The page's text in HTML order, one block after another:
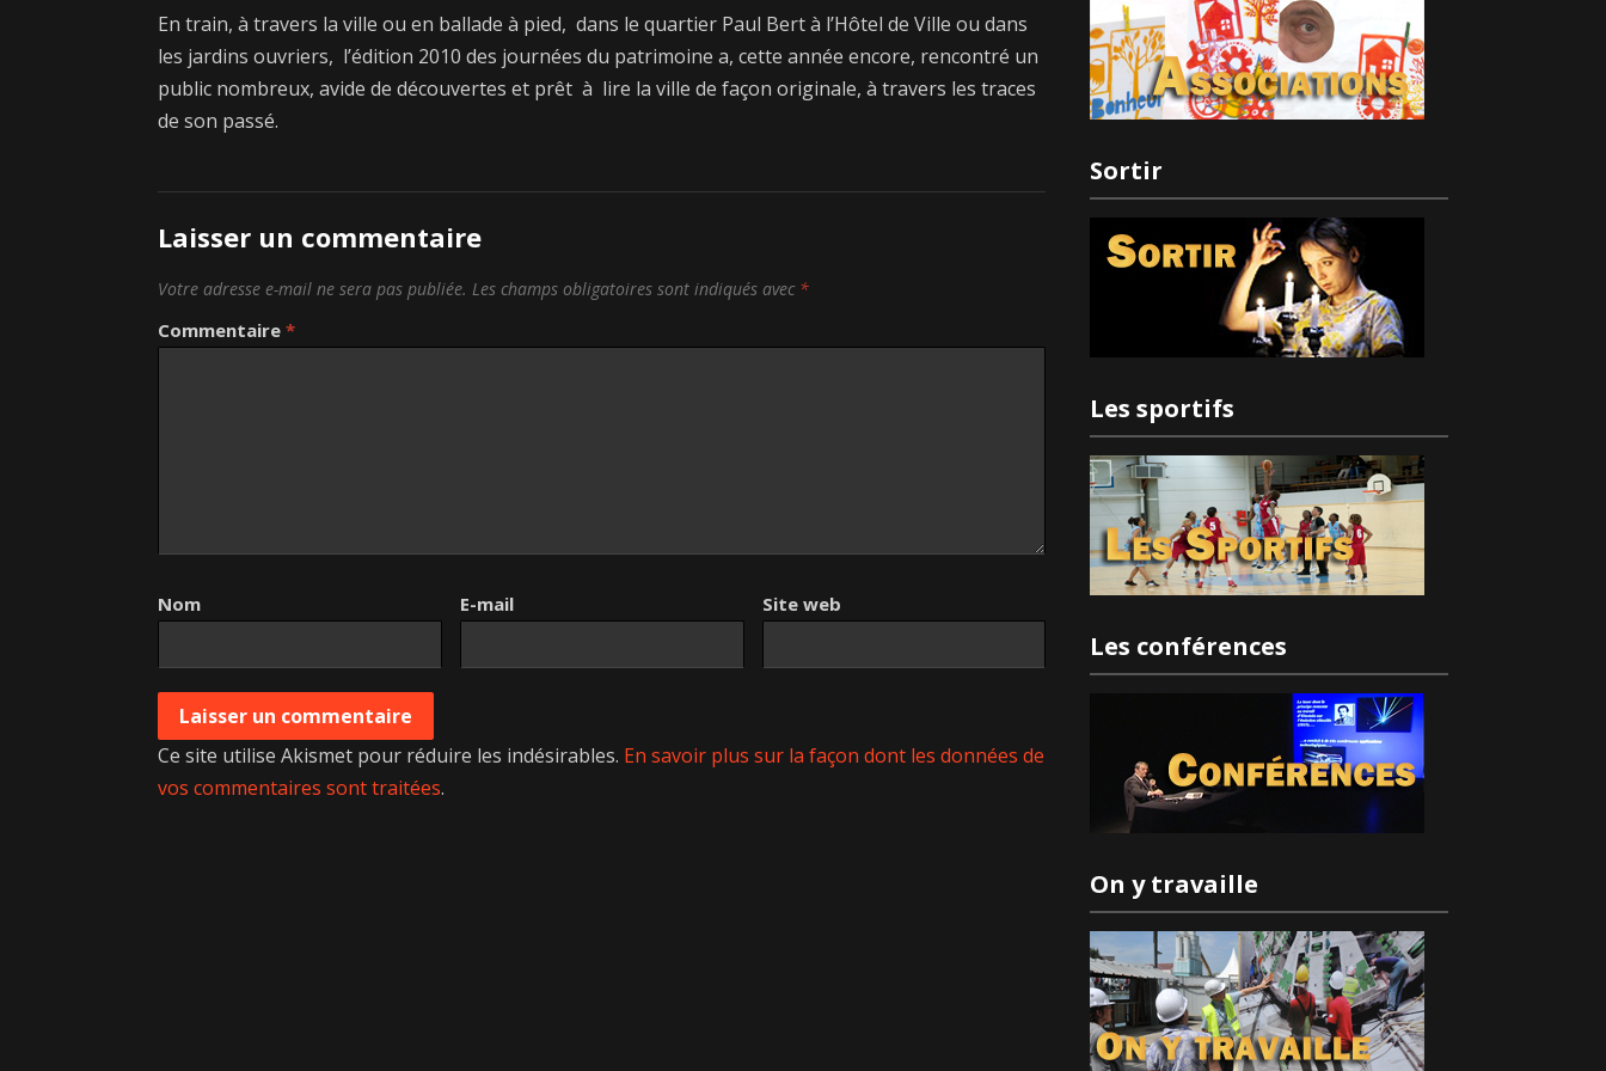
En train, à travers la ville ou en ballade à pied, dans le quartier Paul Bert à l’Hôtel de Ville ou dans
les jardins ouvriers, l’édition 2010 des journées du patrimoine a, cette année encore, rencontré un
public nombreux, avide de découvertes et prêt à lire la ville de façon originale, à travers les traces
de son passé.
Laisser un commentaire
Votre adresse e-mail ne sera pas publiée. Les champs obligatoires sont indiqués avec *
Commentaire *
Nom E-mail Site web
Ce site utilise Akismet pour réduire les indésirables. En savoir plus sur la façon dont les données de
vos commentaires sont traitées.
Sortir
Les sportifs
Les conférences
On y travaille